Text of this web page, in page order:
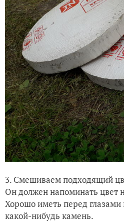
3. Смешиваем подходящий
Он должен напоминать цвет
Хорошо иметь перед глазами
какой-нибудь камень.